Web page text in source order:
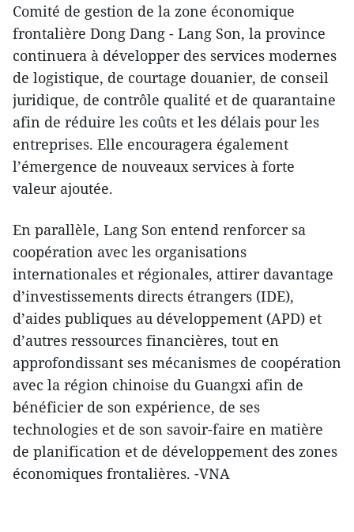
Comité de gestion de la zone économique
frontalière Dong Dang - Lang Son, la province
continuera à développer des services modernes
de logistique, de courtage douanier, de conseil
juridique, de contrôle qualité et de quarantaine
afin de réduire les coûts et les délais pour les
entreprises. Elle encouragera également
l’émergence de nouveaux services à forte
valeur ajoutée.
En parallèle, Lang Son entend renforcer sa
coopération avec les organisations
internationales et régionales, attirer davantage
d’investissements directs étrangers (IDE),
d’aides publiques au développement (APD) et
d’autres ressources financières, tout en
approfondissant ses mécanismes de coopération
avec la région chinoise du Guangxi afin de
bénéficier de son expérience, de ses
technologies et de son savoir-faire en matière
de planification et de développement des zones
économiques frontalières. -VNA